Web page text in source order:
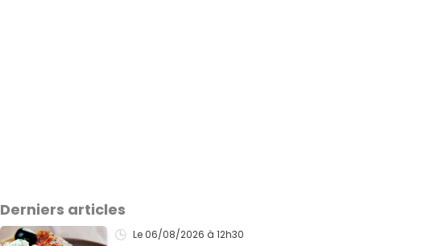
Derniers articles
Le 06/08/2026 à 12h30